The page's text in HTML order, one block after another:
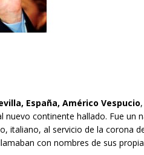
España, Américo Vespucio
continente hallado. Fue un
al servicio de la corona
con nombres de sus